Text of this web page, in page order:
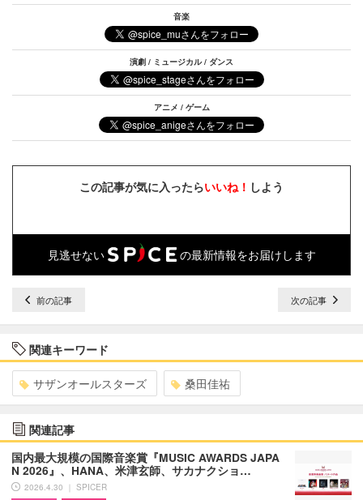
音楽
演劇 / ミュージカル / ダンス
アニメ / ゲーム
この記事が気に入ったらいいね！ しよう
見逃せない の最新情報をお届けします
前の記事 次の記事
関連キーワード
サザンオールスターズ 桑田佳祐
関連記事
国内最大規模の国際音楽賞『MUSIC AWARDS JAPA
N 2026』、HANA、米津玄師、サカナクショ…
2026.4.30 ｜ SPICER